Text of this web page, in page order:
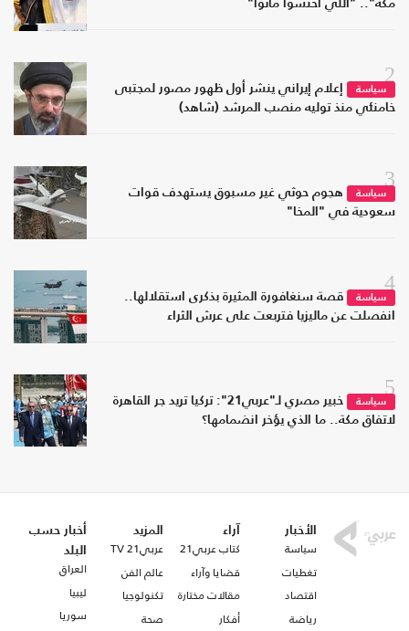
مكة".. "اللي اختشوا ماتوا"
2
سياسة
إعلام إيراني ينشر أول ظهور مصور لمجتبى
خامنئي منذ توليه منصب المرشد (شاهد)
3
سياسة
هجوم حوثي غير مسبوق يستهدف قوات
سعودية في "المخا"
4
سياسة
قصة سنغافورة المثيرة بذكرى استقلالها..
انفصلت عن ماليزيا فتربعت على عرش الثراء
5
سياسة
خبير مصري لـ"عربي21": تركيا تريد جر القاهرة
لاتفاق مكة.. ما الذي يؤخر انضمامها؟
الأخبار
سياسة
تغطيات
اقتصاد
رياضة
آراء
كتاب عربي21
قضايا وآراء
مقالات مختارة
أفكار
المزيد
عربي21 TV
عالم الفن
تكنولوجيا
صحة
أخبار حسب
البلد
العراق
ليبيا
سوريا